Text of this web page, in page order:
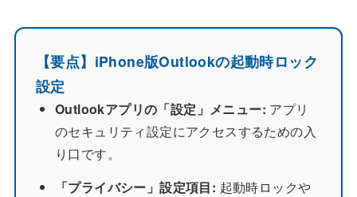
【要点】iPhone版Outlookの起動時ロック
設定
Outlookアプリの「設定」メニュー: アプリ
のセキュリティ設定にアクセスするための入
り口です。
「プライバシー」設定項目: 起動時ロックや